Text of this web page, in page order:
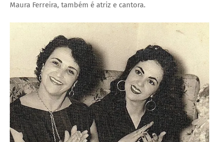
Maura Ferreira, também é atriz e cantora.